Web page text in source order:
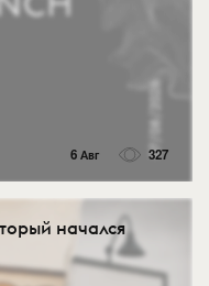
6 Авг 327
начался